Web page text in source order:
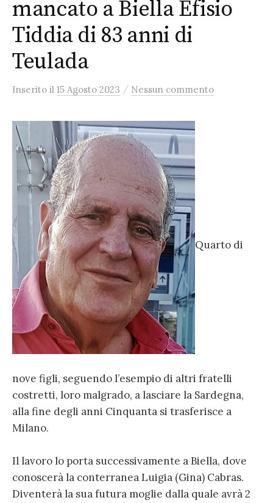
mancato a Biella Efisio
Tiddia di 83 anni di
Teulada
Inserito il 15 Agosto 2023 / Nessun commento
Quarto di
nove figli, seguendo l’esempio di altri fratelli
costretti, loro malgrado, a lasciare la Sardegna,
alla fine degli anni Cinquanta si trasferisce a
Milano.
Il lavoro lo porta successivamente a Biella, dove
conoscerà la conterranea Luigia (Gina) Cabras.
Diventerà la sua futura moglie dalla quale avrà 2